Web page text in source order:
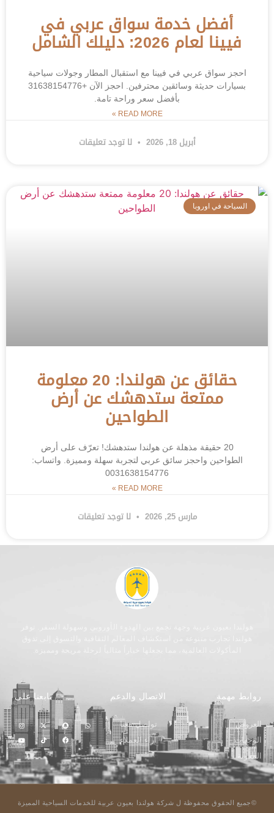
أفضل خدمة سواق عربي في
فيينا لعام 2026: دليلك الشامل
احجز سواق عربي في فيينا مع استقبال المطار وجولات سياحية
بسيارات حديثة وسائقين محترفين. احجز الآن +31638154776
بأفضل سعر وراحة تامة.
READ MORE »
أبريل 18, 2026 لا توجد تعليقات
السياحة في اوروبا
حقائق عن هولندا: 20 معلومة
ممتعة ستدهشك عن أرض
الطواحين
20 حقيقة مذهلة عن هولندا ستدهشك! تعرّف على أرض
الطواحين واحجز سائق عربي لتجربة سهلة ومميزة. واتساب:
0031638154776
READ MORE »
مارس 25, 2026 لا توجد تعليقات
روابط مهمة
العروض
الوجهات
المدونة
الاتصال والدعم
تواصل معنا
اراء العملاء
تابعنا على
©جميع الحقوق محفوظة ل شركة هولندا بعيون عربية للخدمات السياحية المميزة